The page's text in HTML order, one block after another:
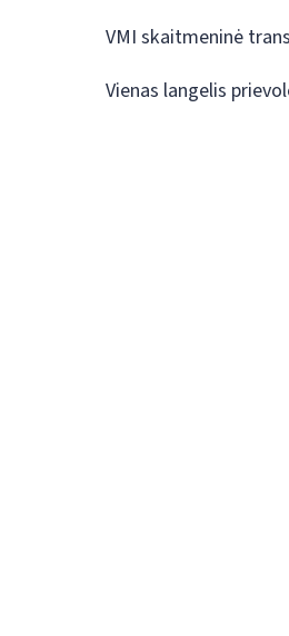
VMI skaitmeninė
Vienas langelis